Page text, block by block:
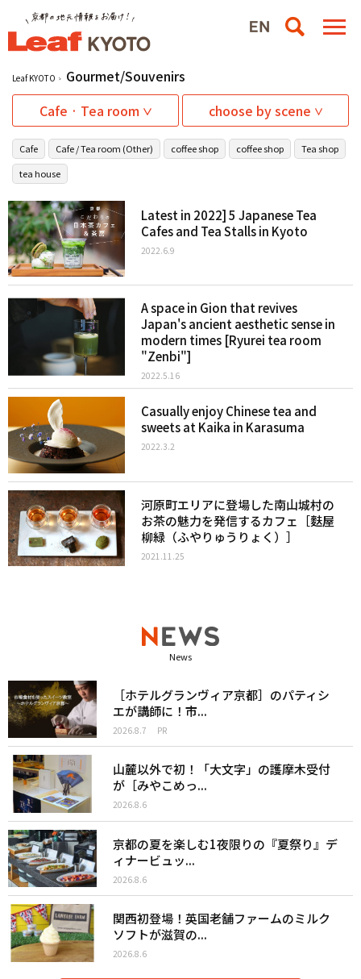
Leaf KYOTO
Gourmet/Souvenirs
Cafe · Tea room
choose by scene
Cafe Cafe / Tea room (Other) coffee shop coffee shop
Tea shop
tea house
Latest in 2022] 5 Japanese Tea
Cafes and Tea Stalls in Kyoto
2022.6.9
A space in Gion that revives
Japan's ancient aesthetic sense in
modern times [Ryurei tea room
"Zenbi"]
2022.5.16
Casually enjoy Chinese tea and
sweets at Kaika in Karasuma
2022.3.2
河原町エリアに登場した南山城村の
お茶の魅力を発信するカフェ［麩屋
柳緑（ふやりゅうりょく）］
2021.11.25
News
［ホテルグランヴィア京都］のパティシ
エが講師に！市...
2026.8.7 PR
山麓以外で初！「大文字」の護摩木受付
が［みやこめっ...
2026.8.6
京都の夏を楽しむ1夜限りの『夏祭り』デ
ィナービュッ...
2026.8.6
関西初登場！英国老舗ファームのミルク
ソフトが滋賀の...
2026.8.6